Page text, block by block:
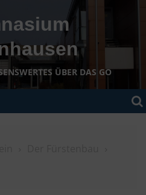
ÜBER DAS GO